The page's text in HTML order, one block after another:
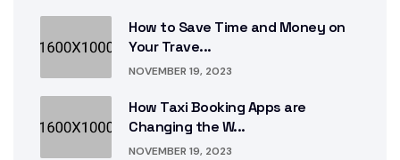
How to Save Time and Money on
Your Trave...
NOVEMBER 19, 2023
How Taxi Booking Apps are
Changing the W...
NOVEMBER 19, 2023